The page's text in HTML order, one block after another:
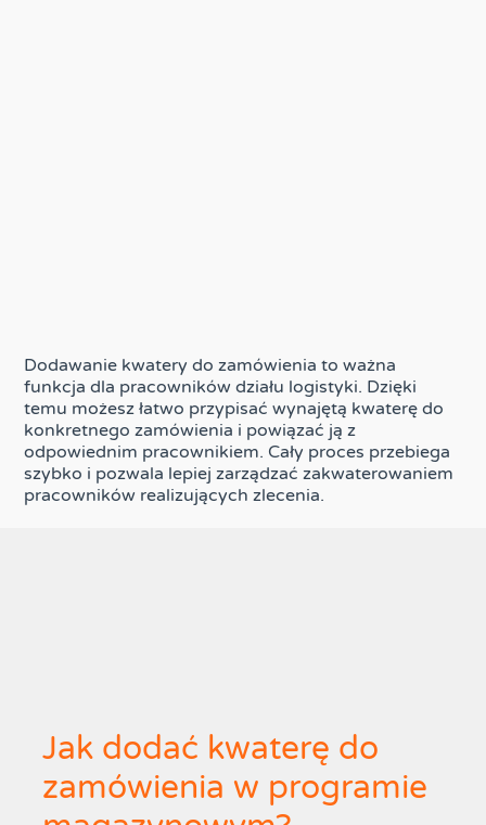
Dodawanie kwatery do zamówienia to ważna
funkcja dla pracowników działu logistyki. Dzięki
temu możesz łatwo przypisać wynajętą kwaterę do
konkretnego zamówienia i powiązać ją z
odpowiednim pracownikiem. Cały proces przebiega
szybko i pozwala lepiej zarządzać zakwaterowaniem
pracowników realizujących zlecenia.
Jak dodać kwaterę do
zamówienia w programie